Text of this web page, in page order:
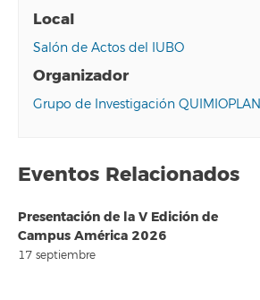
Local
Salón de Actos del IUBO
Organizador
Grupo de Investigación QUIMIOPLAN
Eventos Relacionados
Presentación de la V Edición de
Campus América 2026
17 septiembre